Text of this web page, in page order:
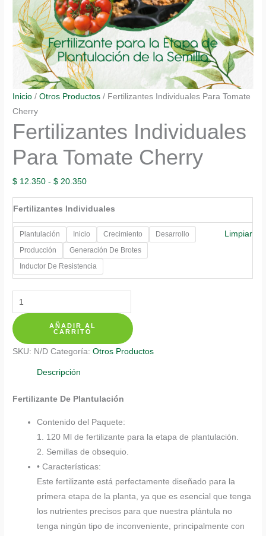
Inicio /Otros Productos / Fertilizantes Individuales Para Tomate
Cherry
Fertilizantes Individuales
Para Tomate Cherry
$ 12.350 - $ 20.350Rango
de
precios:
desde
$ 12.350
hasta
$ 20.350
Fertilizantes Individuales
Plantulación Inicio Crecimiento
Desarrollo
Producción
Generación De Brotes
Inductor De Resistencia
Limpiar
Fertilizantes
Individuales
Para
Tomate
Cherry
cantidad
AÑADIR AL
CARRITO
SKU: N/D Categoría:Otros Productos
Descripción
Fertilizante De Plantulación
Contenido del Paquete:
1. 120 Ml de fertilizante para la etapa de plantulación.
2. Semillas de obsequio.
• Características:
Este fertilizante está perfectamente diseñado para la
primera etapa de la planta, ya que es esencial que tenga
los nutrientes precisos para que nuestra plántula no
tenga ningún tipo de inconveniente, principalmente con